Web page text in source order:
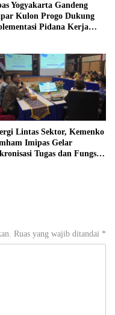
Yogyakarta Gandeng
Kulon Progo Dukung
Pidana Kerja
Lintas Sektor, Kemenko
Imipas Gelar
Tugas dan Fungsi
Ruas yang wajib ditandai *